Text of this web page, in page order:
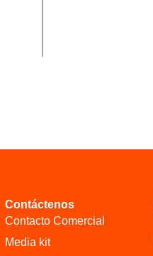
Contáctenos
Contacto Comercial
Media kit